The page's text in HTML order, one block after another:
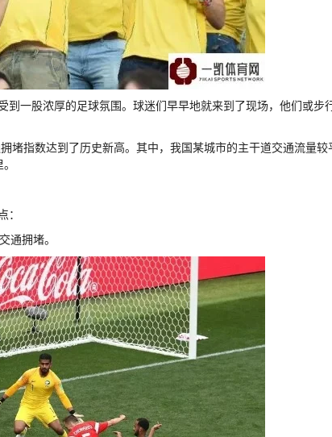
一股浓厚的足球氛围。球迷们早早地就来到了现场，他们或步行
堵指数达到了历史新高。其中，我国某城市的主干道交通流量较
：
通拥堵。